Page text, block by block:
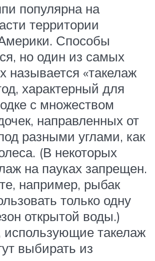
популярна на
территории
Способы
но один из самых
называется «такелаж
характерный для
с множеством
направленных от
разными углами, как
(В некоторых
на пауках запрещен.
например, рыбак
только одну
открытой воды.)
такелаж
выбирать из